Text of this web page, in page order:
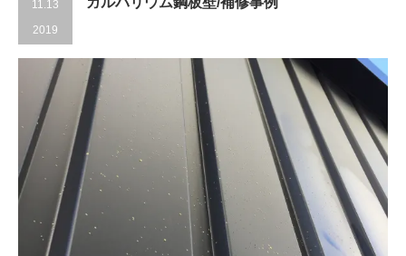
11.13
2019